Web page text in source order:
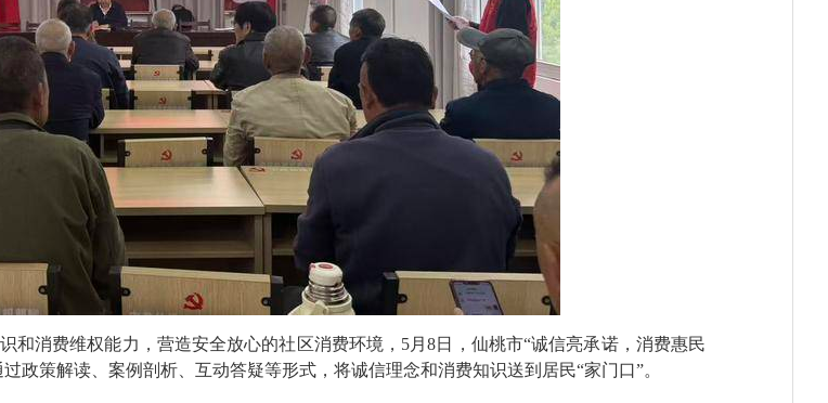
和消费维权能力，营造安全放心的社区消费环境，5月8日，仙桃市“诚信亮承诺，消费惠民
政策解读、案例剖析、互动答疑等形式，将诚信理念和消费知识送到居民“家门口”。